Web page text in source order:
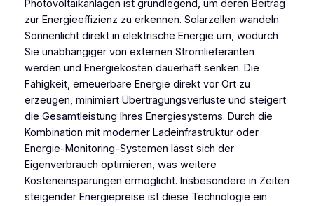
Photovoltaikanlagen ist grundlegend, um deren Beitrag
zur Energieeffizienz zu erkennen. Solarzellen wandeln
Sonnenlicht direkt in elektrische Energie um, wodurch
Sie unabhängiger von externen Stromlieferanten
werden und Energiekosten dauerhaft senken. Die
Fähigkeit, erneuerbare Energie direkt vor Ort zu
erzeugen, minimiert Übertragungsverluste und steigert
die Gesamtleistung Ihres Energiesystems. Durch die
Kombination mit moderner Ladeinfrastruktur oder
Energie-Monitoring-Systemen lässt sich der
Eigenverbrauch optimieren, was weitere
Kosteneinsparungen ermöglicht. Insbesondere in Zeiten
steigender Energiepreise ist diese Technologie ein